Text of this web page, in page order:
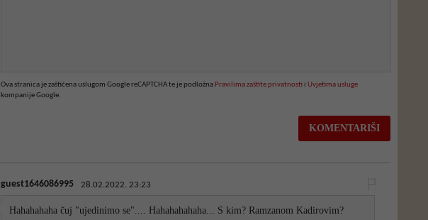
Ova stranica je zaštićena uslugom Google reCAPTCHA te je podložna Pravilima zaštite privatnostii Uvjetima usluge
kompanije Google.
guest1646086995 28.02.2022. 23:23
Hahahahaha čuj "ujedinimo se".... Hahahahahaha... S kim? Ramzanom Kadirovim?